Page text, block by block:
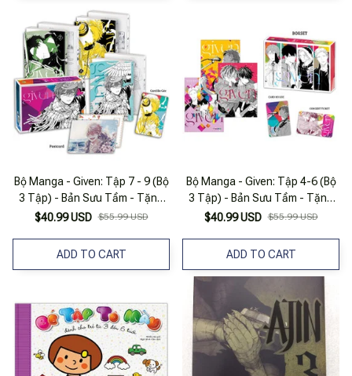
Bộ Manga - Given: Tập 7 - 9 (Bộ
3 Tập) - Bản Sưu Tầm - Tặng
Kèm Boxset Nam Châm + Card
$40.99 USD $55.99 USD
ADD TO CART
Bộ Manga - Given: Tập 4-6 (Bộ
3 Tập) - Bản Sưu Tầm - Tặng
Kèm Boxset Nam Châm The
Bo Góc
$40.99 USD $55.99 USD
ADD TO CART